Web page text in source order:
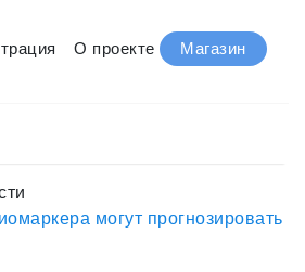
О проекте Магазин
могут прогнозировать